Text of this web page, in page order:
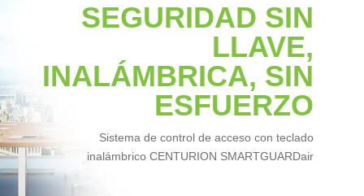
SEGURIDAD SIN
LLAVE,
INALÁMBRICA, SIN
ESFUERZO
Sistema de control de acceso con teclado
inalámbrico CENTURION SMARTGUARDair